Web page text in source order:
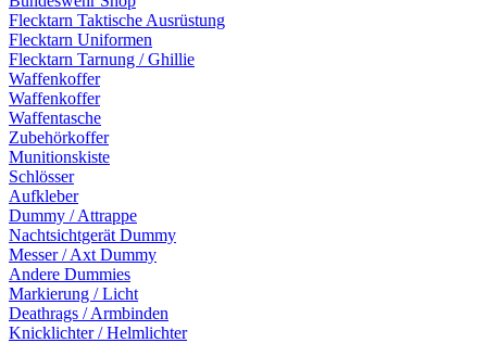
Flecktarn Taktische Ausrüstung
Flecktarn Uniformen
Flecktarn Tarnung / Ghillie
Waffenkoffer
Waffenkoffer
Waffentasche
Zubehörkoffer
Munitionskiste
Schlösser
Aufkleber
Dummy / Attrappe
Nachtsichtgerät Dummy
Messer / Axt Dummy
Andere Dummies
Markierung / Licht
Deathrags / Armbinden
Knicklichter / Helmlichter